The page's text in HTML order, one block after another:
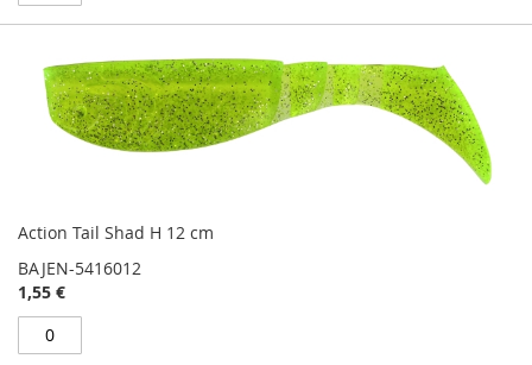
Action Tail Shad H 12 cm
BAJEN-5416012
1,55 €